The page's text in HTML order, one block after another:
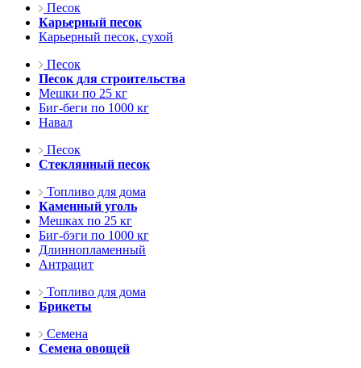
Песок
Карьерный песок
Карьерный песок, сухой
Песок
Песок для строительства
Мешки по 25 кг
Биг-беги по 1000 кг
Навал
Песок
Стеклянный песок
Топливо для дома
Каменный уголь
Мешках по 25 кг
Биг-бэги по 1000 кг
Длиннопламенный
Антрацит
Топливо для дома
Брикеты
Семена
Семена овощей